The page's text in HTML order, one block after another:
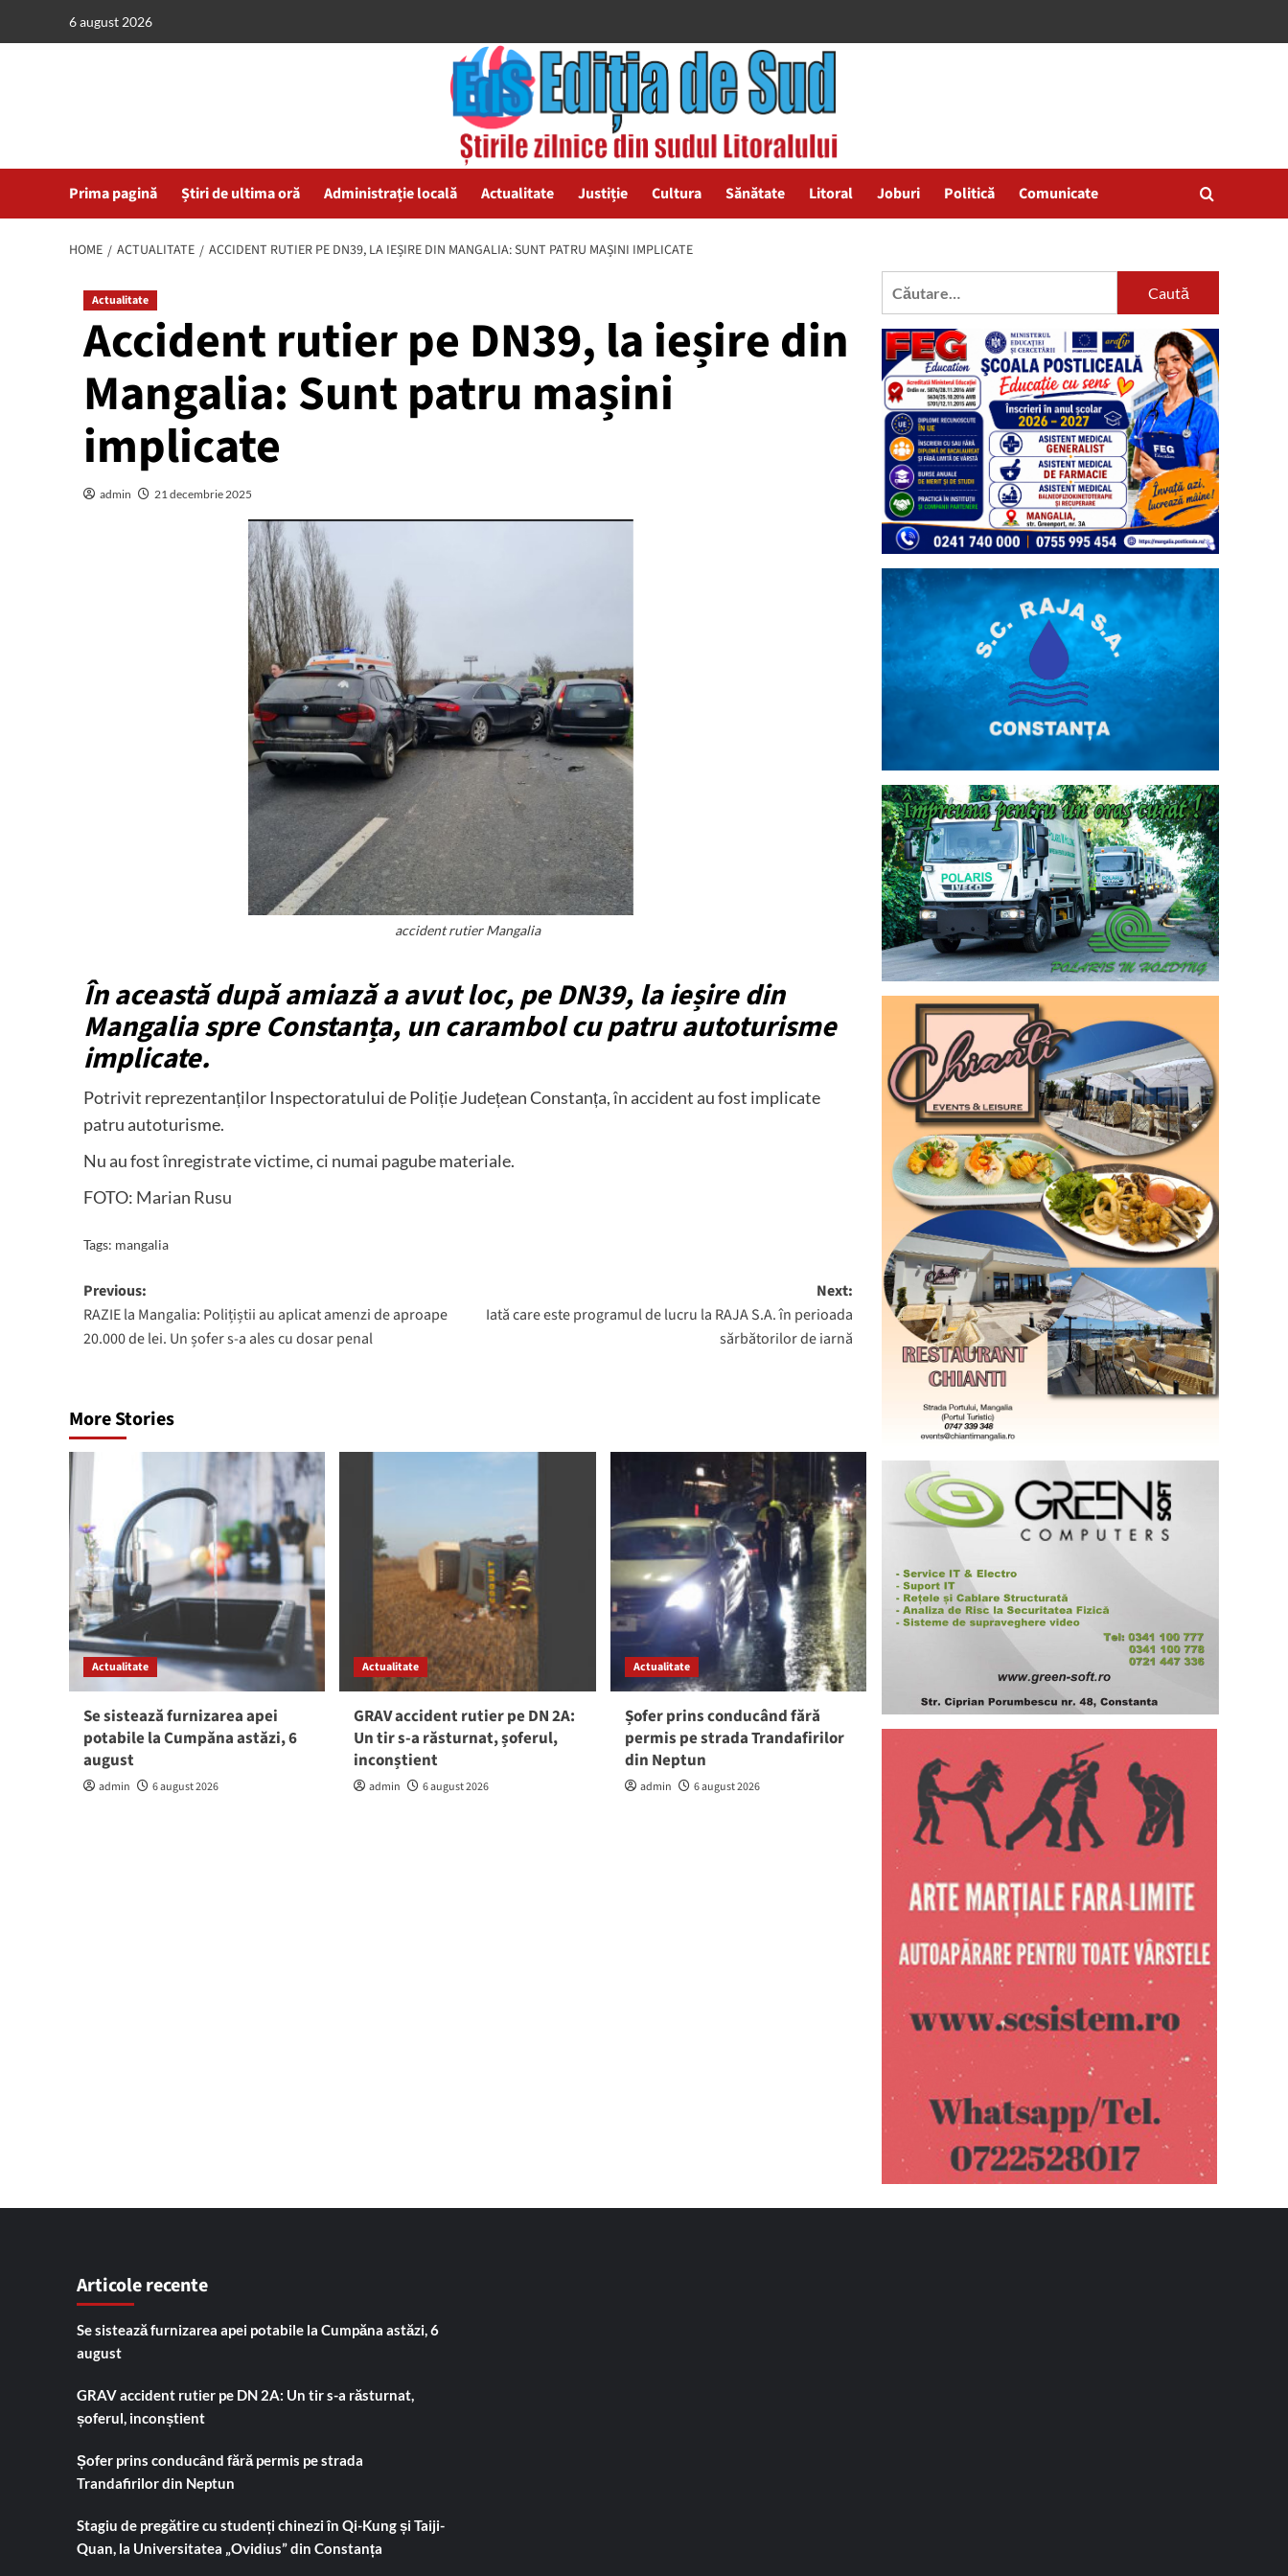
6 august 2026
Prima pagină Știri de ultima oră Administrație locală Actualitate Justiție Cultura Sănătate Litoral Joburi Politică Comunicate
HOME ACTUALITATE ACCIDENT RUTIER PE DN39, LA IEȘIRE DIN MANGALIA: SUNT PATRU MAȘINI IMPLICATE
Actualitate
Accident rutier pe DN39, la ieșire din
Mangalia: Sunt patru mașini
implicate
admin 21 decembrie 2025
accident rutier Mangalia
În această după amiază a avut loc, pe DN39, la ieșire din
Mangalia spre Constanța, un carambol cu patru autoturisme
implicate.
Potrivit reprezentanților Inspectoratului de Poliție Județean Constanța, în accident au fost implicate
patru autoturisme.
Nu au fost înregistrate victime, ci numai pagube materiale.
FOTO: Marian Rusu
Tags: mangalia
Post
navigation
Previous:
RAZIE la Mangalia: Polițiștii au aplicat amenzi de aproape
20.000 de lei. Un șofer s-a ales cu dosar penal
Next:
Iată care este programul de lucru la RAJA S.A. în perioada
sărbătorilor de iarnă
More Stories
Actualitate
Se sistează furnizarea apei
potabile la Cumpăna astăzi, 6
august
admin 6 august 2026
Actualitate
GRAV accident rutier pe DN 2A:
Un tir s-a răsturnat, șoferul,
inconștient
admin 6 august 2026
Actualitate
Șofer prins conducând fără
permis pe strada Trandafirilor
din Neptun
admin 6 august 2026
Caută
Articole recente
Se sistează furnizarea apei potabile la Cumpăna astăzi, 6
august
GRAV accident rutier pe DN 2A: Un tir s-a răsturnat,
șoferul, inconștient
Șofer prins conducând fără permis pe strada
Trandafirilor din Neptun
Stagiu de pregătire cu studenți chinezi în Qi-Kung și Taiji-
Quan, la Universitatea „Ovidius” din Constanța